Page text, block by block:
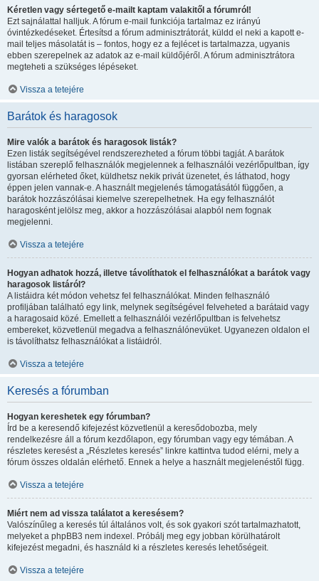
Kéretlen vagy sértegető e-mailt kaptam valakitől a fórumról!
Ezt sajnálattal halljuk. A fórum e-mail funkciója tartalmaz ez irányú
óvintézkedéseket. Értesítsd a fórum adminisztrátorát, küldd el neki a kapott e-
mail teljes másolatát is – fontos, hogy ez a fejlécet is tartalmazza, ugyanis
ebben szerepelnek az adatok az e-mail küldőjéről. A fórum adminisztrátora
megteheti a szükséges lépéseket.
Vissza a tetejére
Barátok és haragosok
Mire valók a barátok és haragosok listák?
Ezen listák segítségével rendszerezheted a fórum többi tagját. A barátok
listában szereplő felhasználók megjelennek a felhasználói vezérlőpultban, így
gyorsan elérheted őket, küldhetsz nekik privát üzenetet, és láthatod, hogy
éppen jelen vannak-e. A használt megjelenés támogatásától függően, a
barátok hozzászólásai kiemelve szerepelhetnek. Ha egy felhasználót
haragosként jelölsz meg, akkor a hozzászólásai alapból nem fognak
megjelenni.
Vissza a tetejére
Hogyan adhatok hozzá, illetve távolíthatok el felhasználókat a barátok vagy
haragosok listáról?
A listáidra két módon vehetsz fel felhasználókat. Minden felhasználó
profiljában található egy link, melynek segítségével felveheted a barátaid vagy
a haragosaid közé. Emellett a felhasználói vezérlőpultban is felvehetsz
embereket, közvetlenül megadva a felhasználónevüket. Ugyanezen oldalon el
is távolíthatsz felhasználókat a listáidról.
Vissza a tetejére
Keresés a fórumban
Hogyan kereshetek egy fórumban?
Írd be a keresendő kifejezést közvetlenül a keresődobozba, mely
rendelkezésre áll a fórum kezdőlapon, egy fórumban vagy egy témában. A
részletes keresést a „Részletes keresés” linkre kattintva tudod elérni, mely a
fórum összes oldalán elérhető. Ennek a helye a használt megjelenéstől függ.
Vissza a tetejére
Miért nem ad vissza találatot a keresésem?
Valószínűleg a keresés túl általános volt, és sok gyakori szót tartalmazhatott,
melyeket a phpBB3 nem indexel. Próbálj meg egy jobban körülhatárolt
kifejezést megadni, és használd ki a részletes keresés lehetőségeit.
Vissza a tetejére